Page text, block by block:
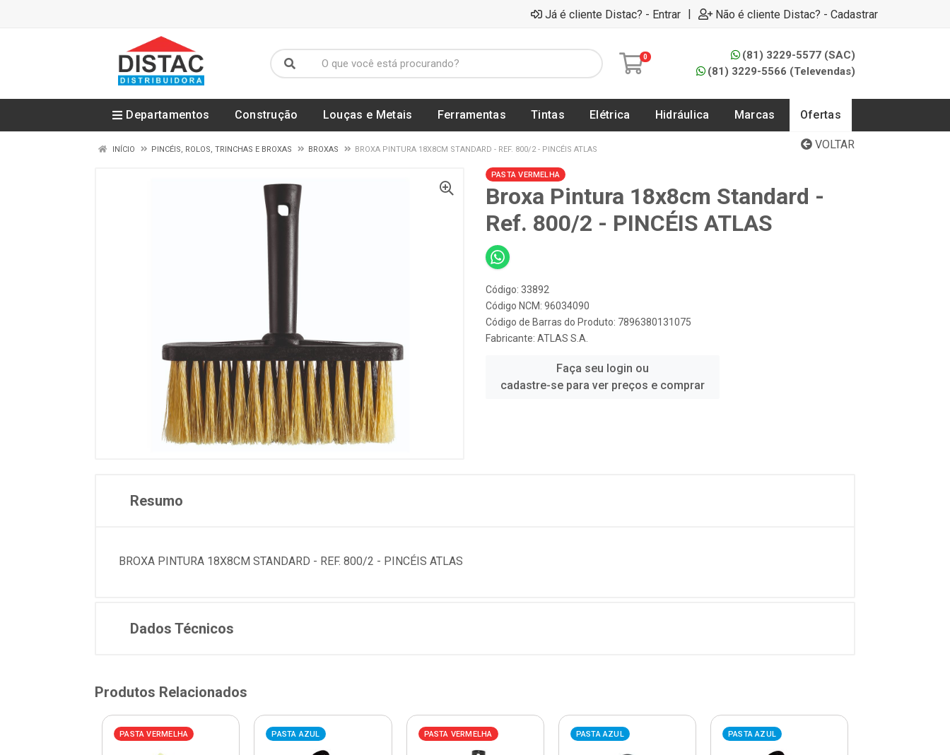
Já é cliente Distac? - Entrar | Não é cliente Distac? - Cadastrar
0
(81) 3229-5577 (SAC)
(81) 3229-5566 (Televendas)
Departamentos Construção Louças e Metais Ferramentas Tintas Elétrica Hidráulica Marcas Ofertas
VOLTAR
INÍCIO PINCÉIS, ROLOS, TRINCHAS E BROXAS BROXAS BROXA PINTURA 18X8CM STANDARD - REF. 800/2 - PINCÉIS ATLAS
PASTA VERMELHA
Broxa Pintura 18x8cm Standard -
Ref. 800/2 - PINCÉIS ATLAS
Código: 33892
Código NCM: 96034090
Código de Barras do Produto: 7896380131075
Fabricante: ATLAS S.A.
Faça seu login ou
cadastre-se para ver preços e comprar
Resumo
BROXA PINTURA 18X8CM STANDARD - REF. 800/2 - PINCÉIS ATLAS
Dados Técnicos
Produtos Relacionados
PASTA VERMELHA PASTA AZUL PASTA VERMELHA PASTA AZUL PASTA AZUL